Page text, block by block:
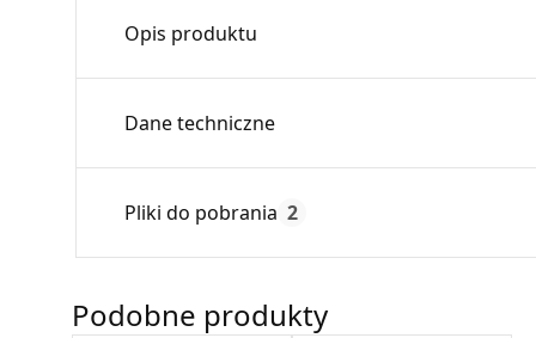
Opis produktu
Dane techniczne
Max. temperatura:
Pliki do pobrania 2
Deklaracja
DZ 01_2018.pdf
Podobne produkty